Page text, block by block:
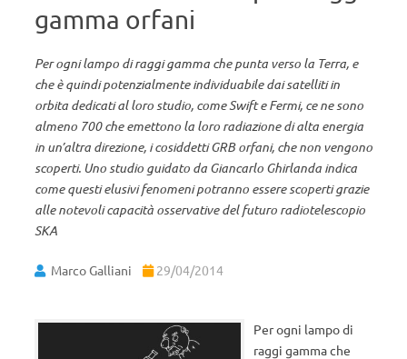
gamma orfani
Per ogni lampo di raggi gamma che punta verso la Terra, e
che è quindi potenzialmente individuabile dai satelliti in
orbita dedicati al loro studio, come Swift e Fermi, ce ne sono
almeno 700 che emettono la loro radiazione di alta energia
in un’altra direzione, i cosiddetti GRB orfani, che non vengono
scoperti. Uno studio guidato da Giancarlo Ghirlanda indica
come questi elusivi fenomeni potranno essere scoperti grazie
alle notevoli capacità osservative del futuro radiotelescopio
SKA
Marco Galliani 29/04/2014
Per ogni lampo di
raggi gamma che